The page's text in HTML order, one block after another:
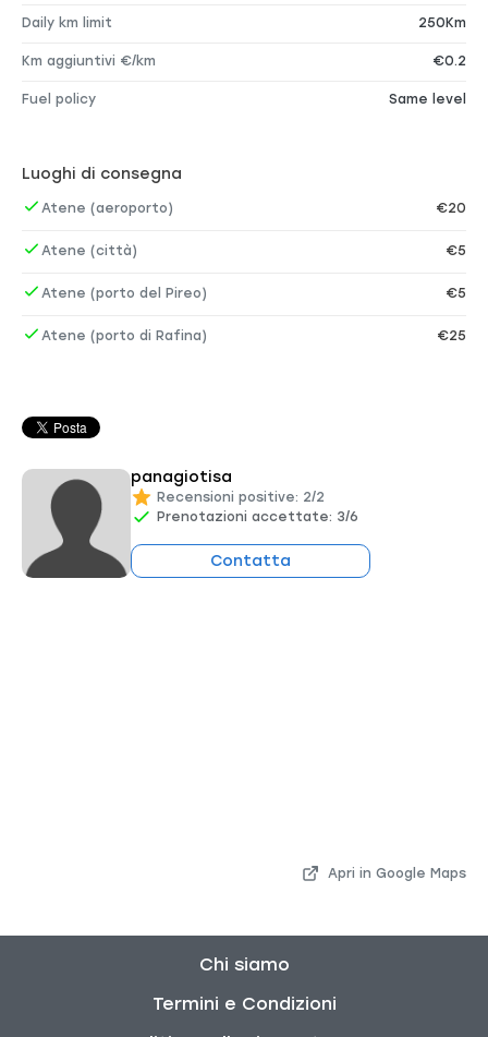
Daily km limit 250Km
Km aggiuntivi €/km €0.2
Fuel policy Same level
Luoghi di consegna
Atene (aeroporto) €20
Atene (città) €5
Atene (porto del Pireo) €5
Atene (porto di Rafina) €25
panagiotisa
Recensioni positive: 2/2
Prenotazioni accettate: 3/6
Contatta
Apri in Google Maps
Chi siamo
Termini e Condizioni